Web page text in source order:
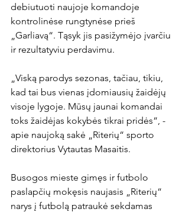
debiutuoti naujoje komandoje
kontrolinėse rungtynėse prieš
„Garliavą“. Tąsyk jis pasižymėjo įvarčiu
ir rezultatyviu perdavimu.
„Viską parodys sezonas, tačiau, tikiu,
kad tai bus vienas įdomiausių žaidėjų
visoje lygoje. Mūsų jaunai komandai
toks žaidėjas kokybės tikrai pridės“, -
apie naujoką sakė „Riterių“ sporto
direktorius Vytautas Masaitis.
Busogos mieste gimęs ir futbolo
paslapčių mokęsis naujasis „Riterių“
narys į futbolą patraukė sekdamas